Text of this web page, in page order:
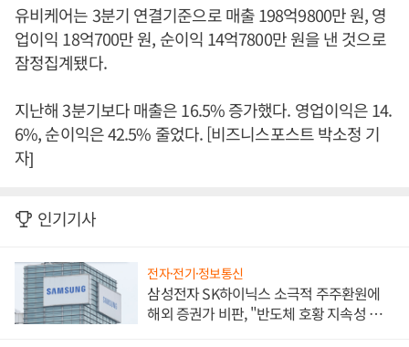
유비케어는 3분기 연결기준으로 매출 198억9800만 원, 영
업이익 18억700만 원, 순이익 14억7800만 원을 낸 것으로
잠정집계됐다.
지난해 3분기보다 매출은 16.5% 증가했다. 영업이익은 14.
6%, 순이익은 42.5% 줄었다. [비즈니스포스트 박소정 기
자]
인기기사
전자·전기·정보통신
삼성전자 SK하이닉스 소극적 주주환원에
해외 증권가 비판, "반도체 호황 지속성 의